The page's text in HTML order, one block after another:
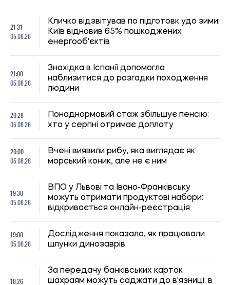
21:31
05.08.26
Кличко відзвітував по підготовк удо зими:
Київ відновив 65% пошкоджених
енергооб'єктів
21:00
05.08.26
Знахідка в Іспанії допомогла
наблизитися до розгадки походження
людини
20:28
05.08.26
Понаднормовий стаж збільшує пенсію:
хто у серпні отримає доплату
20:00
05.08.26
Вчені виявили рибу, яка виглядає як
морський коник, але не є ним
19:30
05.08.26
ВПО у Львові та Івано-Франківську
можуть отримати продуктові набори:
відкривається онлайн-реєстрація
19:00
05.08.26
Дослідження показало, як працювали
шлунки динозаврів
18:26
За передачу банківських карток
шахраям можуть саджати до в'язниці: в